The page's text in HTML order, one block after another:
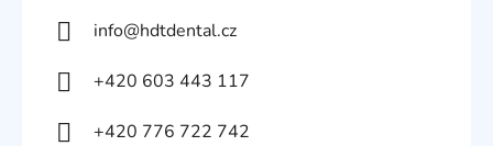
info@hdtdental.cz
+420 603 443 117
+420 776 722 742